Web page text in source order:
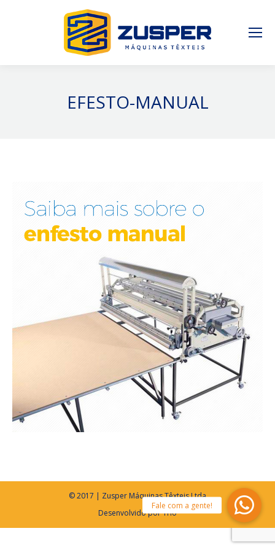
EFESTO-MANUAL
© 2017 | Zusper Máquinas Têxteis Ltda
Desenvolvido porTrio